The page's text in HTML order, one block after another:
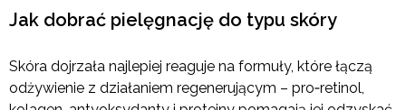
Jak dobrać pielęgnację do typu skóry
Skóra dojrzała najlepiej reaguje na formuły, które łączą
odżywienie z działaniem regenerującym – pro‑retinol,